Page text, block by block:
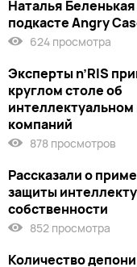
Наталья
подкасте Angry
624 просмотра
Эксперты n’RIS
круглом столе об
интеллектуальном
компаний
878 просмотров
Рассказали о
защиты
собственности
852 просмотра
Количество